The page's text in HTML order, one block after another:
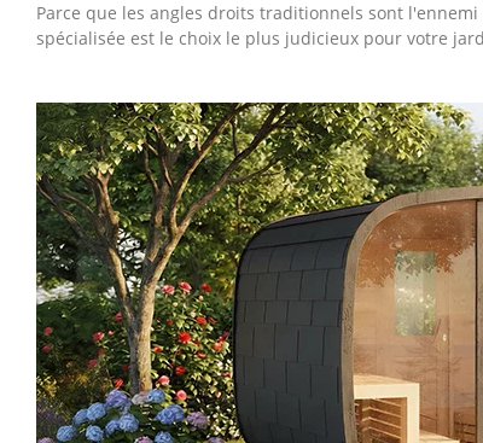
Parce que les angles droits traditionnels sont
spécialisée est le choix le plus judicieux pour votre